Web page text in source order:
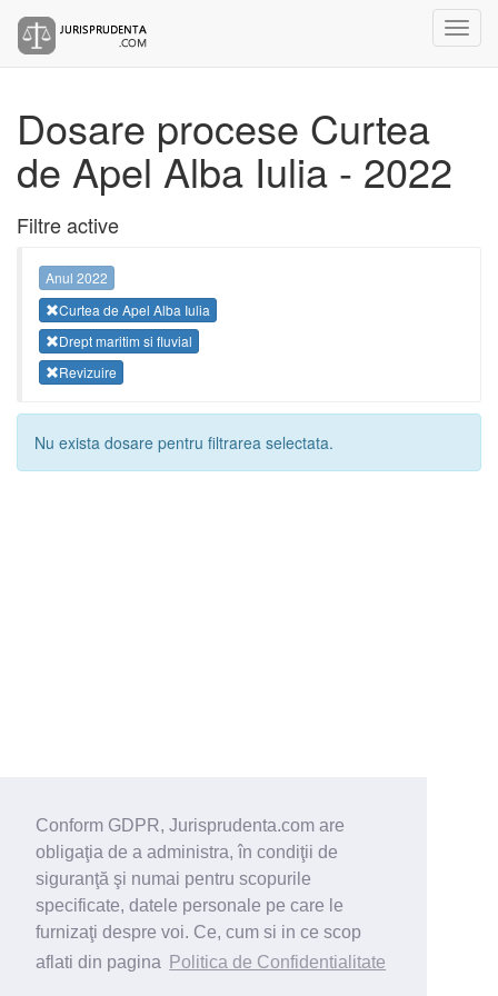
Conform GDPR, Jurisprudenta.com are
obligaţia de a administra, în condiţii de
siguranţă şi numai pentru scopurile
specificate, datele personale pe care le
furnizaţi despre voi. Ce, cum si in ce scop
aflati din pagina
Politica de Confidentialitate
Dosare procese Curtea
de Apel Alba Iulia - 2022
Filtre active
Anul 2022
Curtea de Apel Alba Iulia
Drept maritim si fluvial
Revizuire
Nu exista dosare pentru filtrarea selectata.